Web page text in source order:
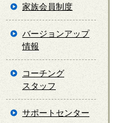
家族会員制度
バージョンアップ
情報
コーチング
スタッフ
サポートセンター